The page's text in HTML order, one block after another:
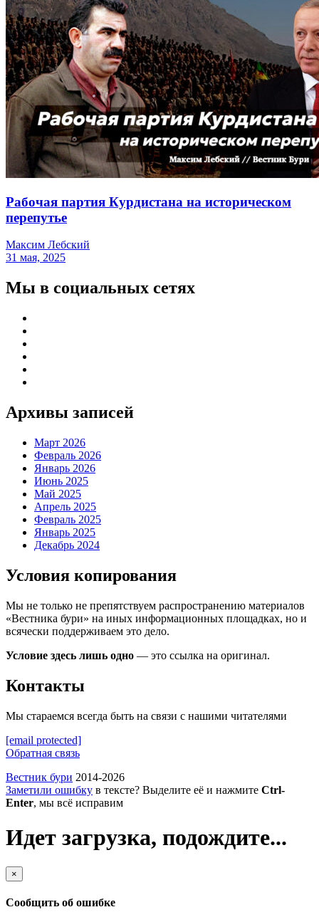
Рабочая партия Курдистана на историческом
перепутье
Максим Лебский
31 мая, 2025
Мы в социальных сетях
Архивы записей
Март 2026
Февраль 2026
Январь 2026
Июнь 2025
Май 2025
Апрель 2025
Февраль 2025
Январь 2025
Декабрь 2024
Условия копирования
Мы не только не препятствуем распространению материалов
«Вестника бури» на иных информационных площадках, но и
всячески поддерживаем это дело.
Условие здесь лишь одно — это ссылка на оригинал.
Контакты
Мы стараемся всегда быть на связи с нашими читателями
[email protected]
Обратная связь
Вестник бури 2014-2026
Заметили ошибку в тексте? Выделите её и нажмите Ctrl-
Enter, мы всё исправим
Идет загрузка, подождите...
×
Сообщить об ошибке